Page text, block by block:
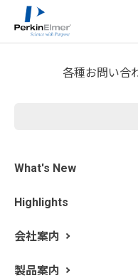
各種お問い合
What's New
Highlights
会社案内
製品案内
ホーム
Spotlight